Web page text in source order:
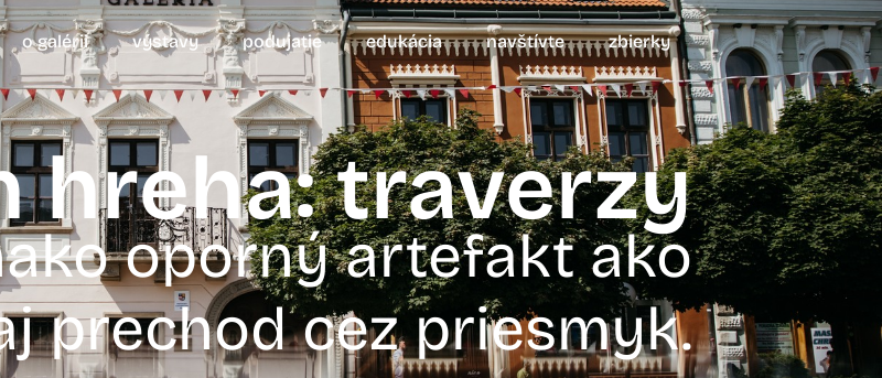
o galérii výstavy podujatie edukácia navštívte zbierky
hreha: traverzy
oporný artefakt ako
prechod cez priesmyk.